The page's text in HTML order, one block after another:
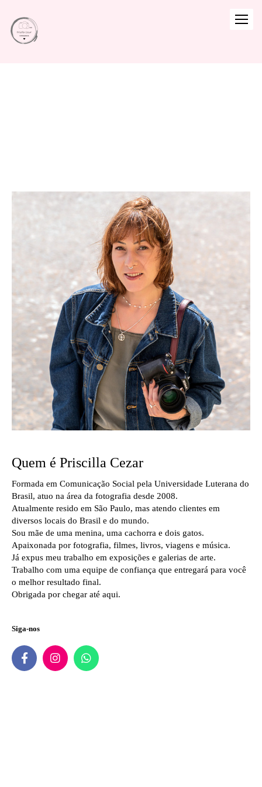
Quem é Priscilla Cezar
Formada em Comunicação Social pela Universidade Luterana do
Brasil, atuo na área da fotografia desde 2008.
Atualmente resido em São Paulo, mas atendo clientes em
diversos locais do Brasil e do mundo.
Sou mãe de uma menina, uma cachorra e dois gatos.
Apaixonada por fotografia, filmes, livros, viagens e música.
Já expus meu trabalho em exposições e galerias de arte.
Trabalho com uma equipe de confiança que entregará para você
o melhor resultado final.
Obrigada por chegar até aqui.
Siga-nos